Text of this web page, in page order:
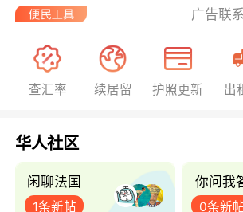
广告联
查汇率 续居留 护照更新 出
华人社区
闲聊法国
1条新帖
你问我
0条新